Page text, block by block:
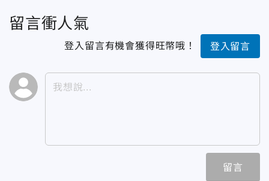
留言衝人氣
登入留言有機會獲得旺幣哦！ 登入留言
留言